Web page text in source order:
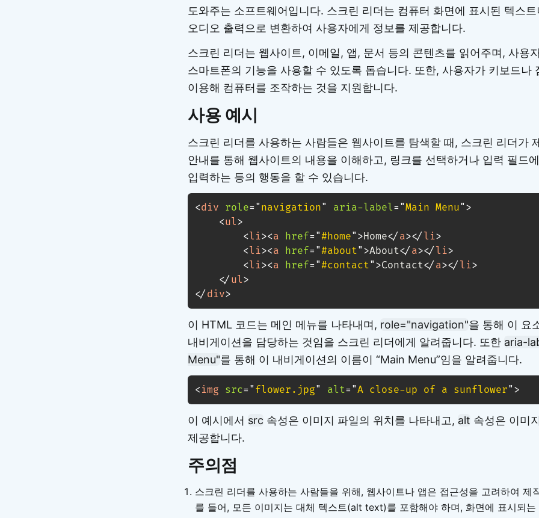
도와주는 소프트웨어입니다. 스크린 리더는 컴퓨터 화면에 표시된 텍스
오디오 출력으로 변환하여 사용자에게 정보를 제공합니다.
스크린 리더는 웹사이트, 이메일, 앱, 문서 등의 콘텐츠를 읽어주며, 사용
스마트폰의 기능을 사용할 수 있도록 돕습니다. 또한, 사용자가 키보드나
이용해 컴퓨터를 조작하는 것을 지원합니다.
사용 예시
스크린 리더를 사용하는 사람들은 웹사이트를 탐색할 때, 스크린 리더가
안내를 통해 웹사이트의 내용을 이해하고, 링크를 선택하거나 입력 필드
입력하는 등의 행동을 할 수 있습니다.
<div role= "navigation" aria-label= "Main Menu">
<ul>
<li><a href= "#home">Home</a></li>
<li><a href= "#about">About</a></li>
<li><a href= "#contact">Contact</a></li>
</ul>
</div>
이 HTML 코드는 메인 메뉴를 나타내며, role="navigation"을 통해 이 요
내비게이션을 담당하는 것임을 스크린 리더에게 알려줍니다. 또한 aria-
Menu"를 통해 이 내비게이션의 이름이 “Main Menu”임을 알려줍니다.
<img src= "flower.jpg" alt= "A close-up of a sunflower">
이 예시에서 src 속성은 이미지 파일의 위치를 나타내고, alt 속성은 이미
제공합니다.
주의점
스크린 리더를 사용하는 사람들을 위해, 웹사이트나 앱은 접근성을 고려하여 제
를 들어, 모든 이미지는 대체 텍스트(alt text)를 포함해야 하며, 화면에 표시되는